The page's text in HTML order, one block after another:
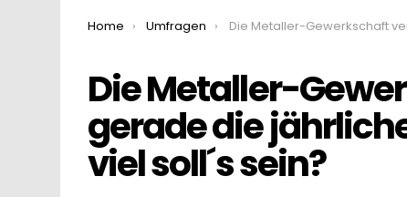
You are here:
Home Umfragen Die Metaller-Gewerkschaft verhandelt gerade die jährliche Lohn-Erhöhung.
Die Metaller-
gerade die
viel soll´s sein?